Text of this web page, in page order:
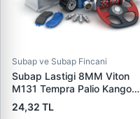
Subap ve Subap Fincani
Subap Lastigi 8MM Viton
M131 Tempra Palio Kango
Flash Kango Partner Berlingo
Expert Jumpy XUD9 / DW8
24,32 TL